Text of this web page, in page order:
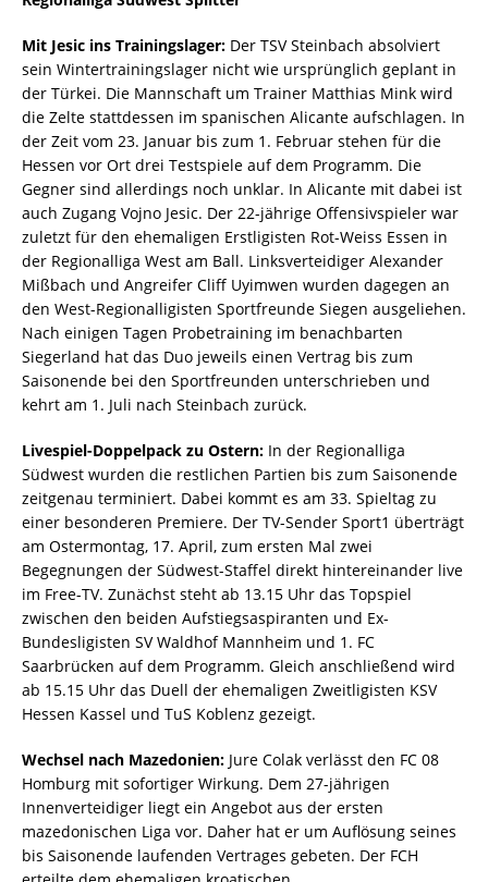
Mit Jesic ins Trainingslager: Der TSV Steinbach absolviert
sein Wintertrainingslager nicht wie ursprünglich geplant in
der Türkei. Die Mannschaft um Trainer Matthias Mink wird
die Zelte stattdessen im spanischen Alicante aufschlagen. In
der Zeit vom 23. Januar bis zum 1. Februar stehen für die
Hessen vor Ort drei Testspiele auf dem Programm. Die
Gegner sind allerdings noch unklar. In Alicante mit dabei ist
auch Zugang Vojno Jesic. Der 22-jährige Offensivspieler war
zuletzt für den ehemaligen Erstligisten Rot-Weiss Essen in
der Regionalliga West am Ball. Linksverteidiger Alexander
Mißbach und Angreifer Cliff Uyimwen wurden dagegen an
den West-Regionalligisten Sportfreunde Siegen ausgeliehen.
Nach einigen Tagen Probetraining im benachbarten
Siegerland hat das Duo jeweils einen Vertrag bis zum
Saisonende bei den Sportfreunden unterschrieben und
kehrt am 1. Juli nach Steinbach zurück.
Livespiel-Doppelpack zu Ostern: In der Regionalliga
Südwest wurden die restlichen Partien bis zum Saisonende
zeitgenau terminiert. Dabei kommt es am 33. Spieltag zu
einer besonderen Premiere. Der TV-Sender Sport1 überträgt
am Ostermontag, 17. April, zum ersten Mal zwei
Begegnungen der Südwest-Staffel direkt hintereinander live
im Free-TV. Zunächst steht ab 13.15 Uhr das Topspiel
zwischen den beiden Aufstiegsaspiranten und Ex-
Bundesligisten SV Waldhof Mannheim und 1. FC
Saarbrücken auf dem Programm. Gleich anschließend wird
ab 15.15 Uhr das Duell der ehemaligen Zweitligisten KSV
Hessen Kassel und TuS Koblenz gezeigt.
Wechsel nach Mazedonien: Jure Colak verlässt den FC 08
Homburg mit sofortiger Wirkung. Dem 27-jährigen
Innenverteidiger liegt ein Angebot aus der ersten
mazedonischen Liga vor. Daher hat er um Auflösung seines
bis Saisonende laufenden Vertrages gebeten. Der FCH